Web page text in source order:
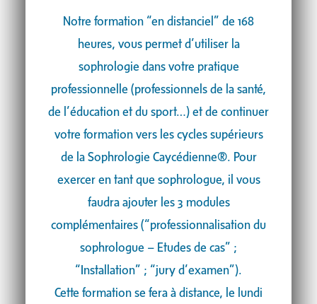
Notre formation “en distanciel” de 168
heures, vous permet d’utiliser la
sophrologie dans votre pratique
professionnelle (professionnels de la santé,
de l’éducation et du sport…) et de continuer
votre formation vers les cycles supérieurs
de la Sophrologie Caycédienne®. Pour
exercer en tant que sophrologue, il vous
faudra ajouter les 3 modules
complémentaires (“professionnalisation du
sophrologue – Etudes de cas” ;
“Installation” ; “jury d’examen”).
Cette formation se fera à distance, le lundi